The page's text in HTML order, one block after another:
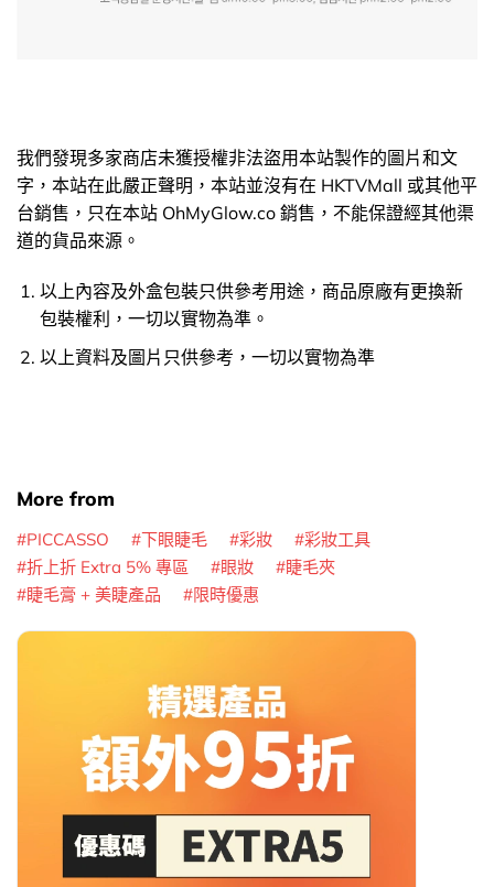
我們發現多家商店未獲授權非法盜用本站製作的圖片和文
字，本站在此嚴正聲明，本站並沒有在 HKTVMall 或其他平
台銷售，只在本站 OhMyGlow.co 銷售，不能保證經其他渠
道的貨品來源。
以上內容及外盒包裝只供參考用途，商品原廠有更換新
包裝權利，一切以實物為準。
以上資料及圖片只供參考，一切以實物為準
More from
PICCASSO 下眼睫毛 彩妝
彩妝工具
折上折 Extra 5% 專區
眼妝
睫毛夾
睫毛膏 + 美睫產品
限時優惠